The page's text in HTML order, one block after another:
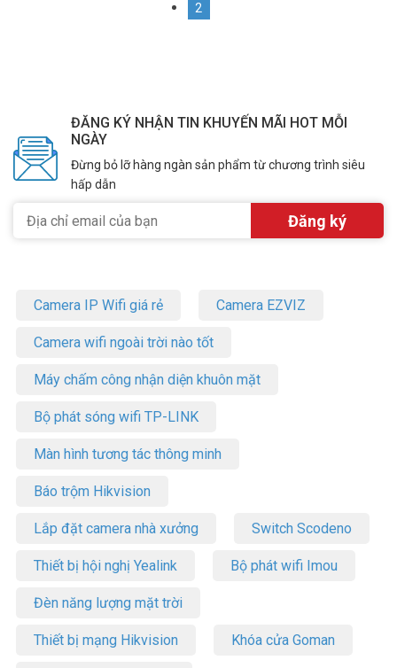
2
ĐĂNG KÝ NHẬN TIN KHUYẾN MÃI HOT MỖI
NGÀY
Đừng bỏ lỡ hàng ngàn sản phẩm từ chương trình siêu
hấp dẫn
Camera IP Wifi giá rẻ Camera EZVIZ
Camera wifi ngoài trời nào tốt
Máy chấm công nhận diện khuôn mặt
Bộ phát sóng wifi TP-LINK
Màn hình tương tác thông minh
Báo trộm Hikvision
Lắp đặt camera nhà xưởng Switch Scodeno
Thiết bị hội nghị Yealink Bộ phát wifi Imou
Đèn năng lượng mặt trời
Thiết bị mạng Hikvision Khóa cửa Goman